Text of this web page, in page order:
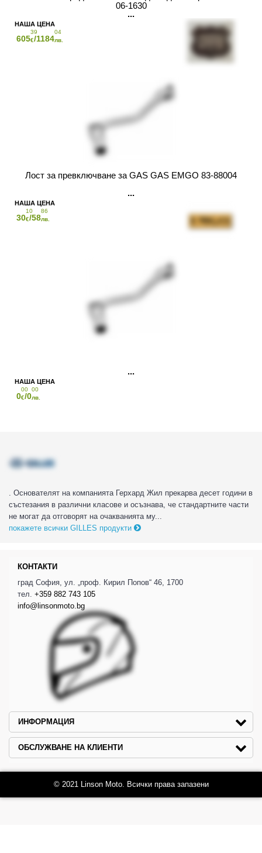
. Основателят на компанията Герхард Жил прекарва десет години в
състезания в различни класове и осъзнава, че стандартните части
не могат да отговорят на очакванията му...
покажете всички GILLES продукти
06-1630
605
39
€/1184
04
лв.
Лост за превключване за GAS GAS EMGO 83-88004
30
10
€/58
86
лв.
0
00
€/0
00
лв.
КОНТАКТИ
град София, ул. „проф. Кирил Попов“ 46, 1700
тел. +359 882 743 105
info@linsonmoto.bg
ИНФОРМАЦИЯ
ОБСЛУЖВАНЕ НА КЛИЕНТИ
© 2021 Linson Moto. Всички права запазени